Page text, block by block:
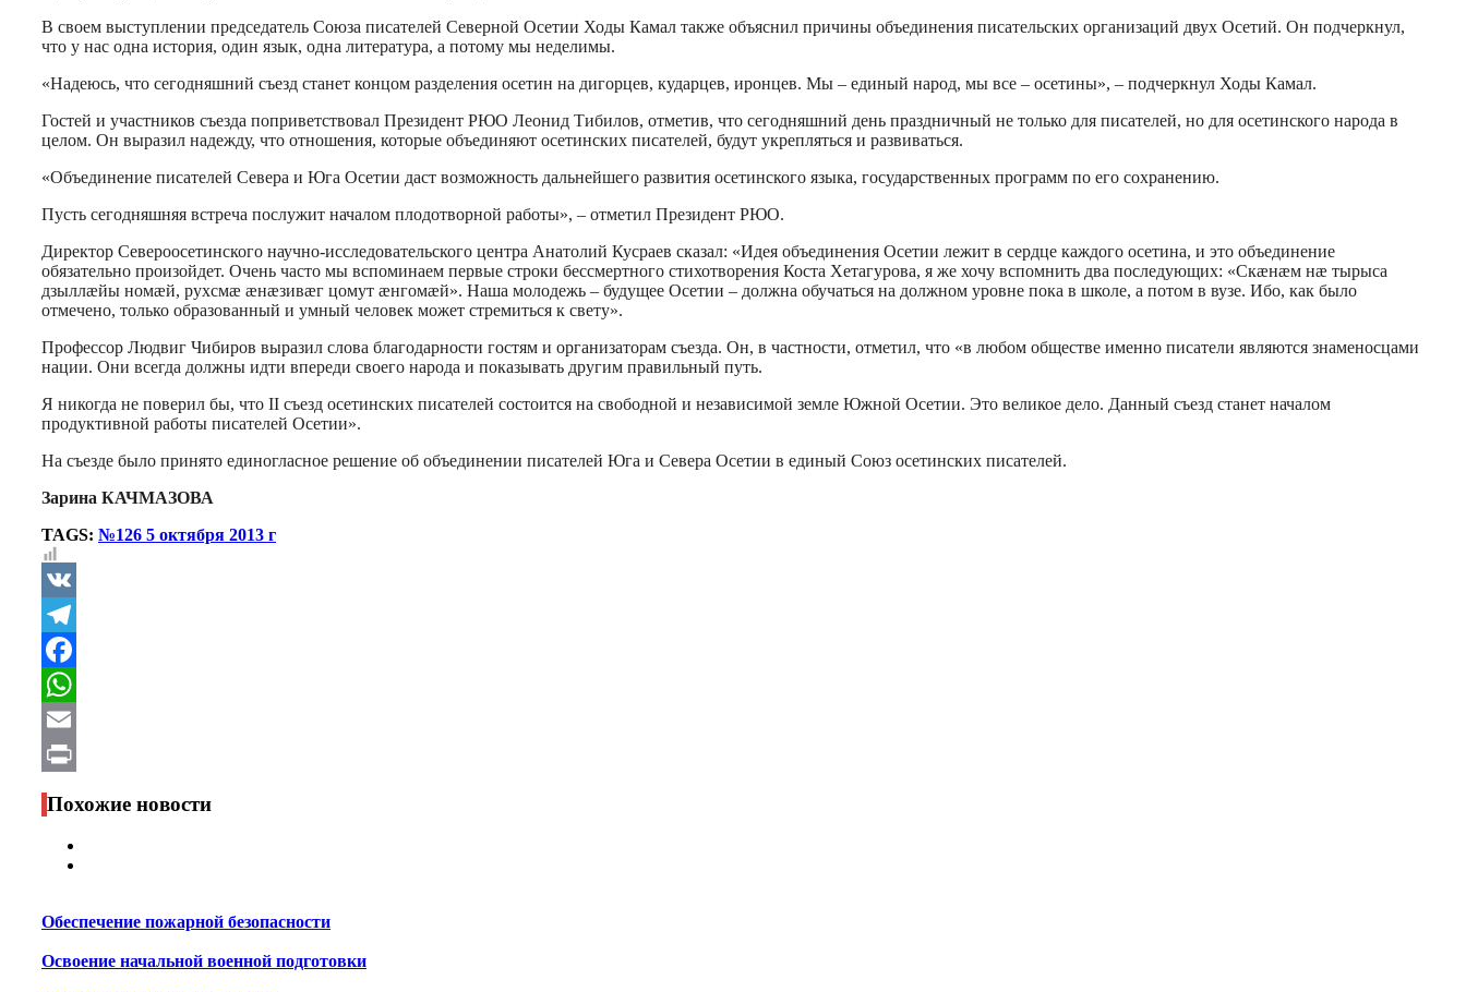
В своем выступлении председатель Союза писателей Северной Осетии Ходы Камал также объяснил причины объединения писательских организаций двух Осетий. Он подчеркнул,
что у нас одна история, один язык, одна литература, а потому мы неделимы.
«Надеюсь, что сегодняшний съезд станет концом разделения осетин на дигорцев, кударцев, иронцев. Мы – единый народ, мы все – осетины», – подчеркнул Ходы Камал.
Гостей и участников съезда поприветствовал Президент РЮО Леонид Тибилов, отметив, что сегодняшний день праздничный не только для писателей, но для осетинского народа в
целом. Он выразил надежду, что отношения, которые объединяют осетинских писателей, будут укрепляться и развиваться.
«Объединение писателей Севера и Юга Осетии даст возможность дальнейшего развития осетинского языка, государственных программ по его сохранению.
Пусть сегодняшняя встреча послужит началом плодотворной работы», – отметил Президент РЮО.
Директор Североосетинского научно-исследовательского центра Анатолий Кусраев сказал: «Идея объединения Осетии лежит в сердце каждого осетина, и это объединение
обязательно произойдет. Очень часто мы вспоминаем первые строки бессмертного стихотворения Коста Хетагурова, я же хочу вспомнить два последующих: «Скæнæм нæ тырыса
дзыллæйы номæй, рухсмæ æнæзивæг цомут æнгомæй». Наша молодежь – будущее Осетии – должна обучаться на должном уровне пока в школе, а потом в вузе. Ибо, как было
отмечено, только образованный и умный человек может стремиться к свету».
Профессор Людвиг Чибиров выразил слова благодарности гостям и организаторам съезда. Он, в частности, отметил, что «в любом обществе именно писатели являются знаменосцами
нации. Они всегда должны идти впереди своего народа и показывать другим правильный путь.
Я никогда не поверил бы, что II съезд осетинских писателей состоится на свободной и независимой земле Южной Осетии. Это великое дело. Данный съезд станет началом
продуктивной работы писателей Осетии».
На съезде было принято единогласное решение об объединении писателей Юга и Севера Осетии в единый Союз осетинских писателей.
Зарина КАЧМАЗОВА
TAGS: №126 5 октября 2013 г
VK
Telegram
Facebook
WhatsApp
Email
Print
Похожие новости
Обеспечение пожарной безопасности
Освоение начальной военной подготовки